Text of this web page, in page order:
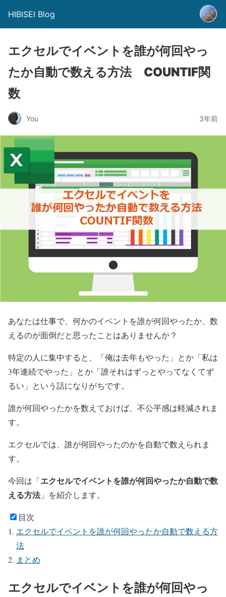
HIBISEI Blog
エクセルでイベントを誰が何回やっ
たか自動で数える方法 COUNTIF関
数
You 3年前
あなたは仕事で、何かのイベントを誰が何回やったか、数
えるのが面倒だと思ったことはありませんか？
特定の人に集中すると、「俺は去年もやった」とか「私は
3年連続でやった」とか「誰それはずっとやってなくてず
るい」という話になりがちです。
誰が何回やったかを数えておけば、不公平感は軽減されま
す。
エクセルでは、誰が何回やったのかを自動で数えられま
す。
今回は「エクセルでイベントを誰が何回やったか自動で数
える方法」を紹介します。
目次
エクセルでイベントを誰が何回やったか自動で数える方
法
まとめ
エクセルでイベントを誰が何回やっ